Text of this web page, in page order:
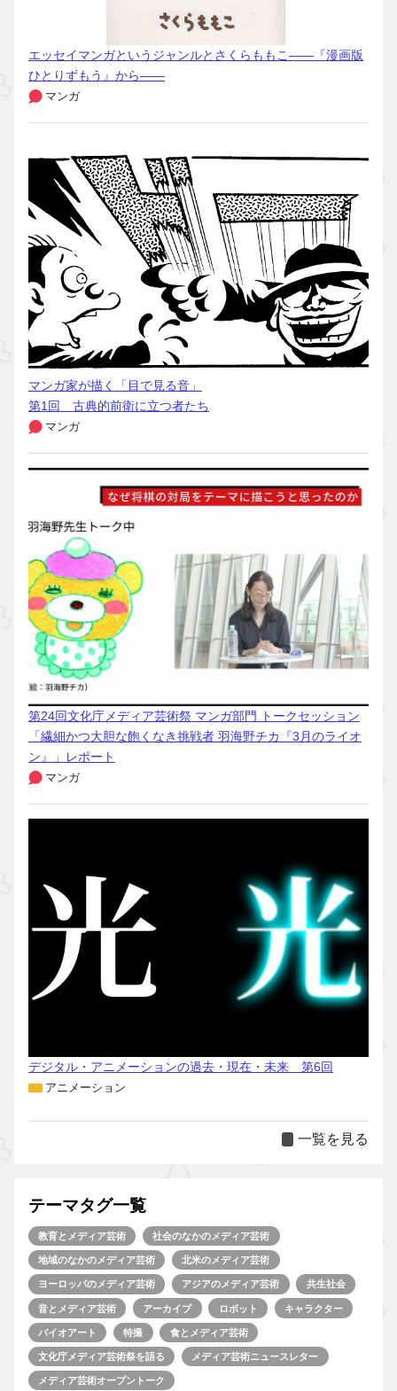
エッセイマンガというジャンルとさくらももこ――『漫画版
ひとりずもう』から――
マンガ
マンガ家が描く「目で見る音」
第1回 古典的前衛に立つ者たち
マンガ
第24回文化庁メディア芸術祭 マンガ部門 トークセッション
「繊細かつ大胆な飽くなき挑戦者 羽海野チカ『3月のライオ
ン』」レポート
マンガ
デジタル・アニメーションの過去・現在・未来 第6回
アニメーション
一覧を見る
テーマタグ一覧
教育とメディア芸術 社会のなかのメディア芸術
地域のなかのメディア芸術 北米のメディア芸術
ヨーロッパのメディア芸術 アジアのメディア芸術 共生社会
音とメディア芸術 アーカイブ ロボット キャラクター
バイオアート 特撮 食とメディア芸術
文化庁メディア芸術祭を語る メディア芸術ニュースレター
メディア芸術オープントーク